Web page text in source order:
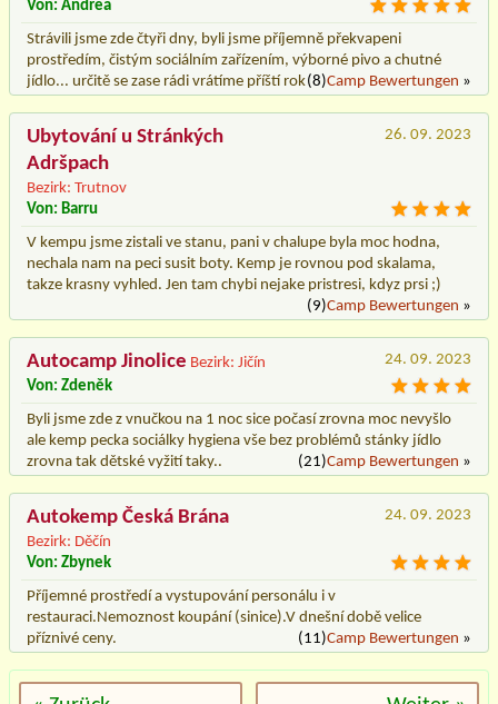
Von: Andrea
Strávili jsme zde čtyři dny, byli jsme příjemně překvapeni
prostředím, čistým sociálním zařízením, výborné pivo a chutné
jídlo... určitě se zase rádi vrátíme příští rok(8)Camp Bewertungen »
Ubytování u Stránkých
Adršpach
Bezirk: Trutnov
26. 09. 2023
Von: Barru
V kempu jsme zistali ve stanu, pani v chalupe byla moc hodna,
nechala nam na peci susit boty. Kemp je rovnou pod skalama,
takze krasny vyhled. Jen tam chybi nejake pristresi, kdyz prsi ;)
(9)Camp Bewertungen »
Autocamp Jinolice Bezirk: Jičín
24. 09. 2023
Von: Zdeněk
Byli jsme zde z vnučkou na 1 noc sice počasí zrovna moc nevyšlo
ale kemp pecka sociálky hygiena vše bez problémů stánky jídlo
zrovna tak dětské vyžití taky..
(21)Camp Bewertungen »
Autokemp Česká Brána
Bezirk: Děčín
24. 09. 2023
Von: Zbynek
Příjemné prostředí a vystupování personálu i v
restauraci.Nemoznost koupání (sinice).V dnešní době velice
příznivé ceny.
(11)Camp Bewertungen »